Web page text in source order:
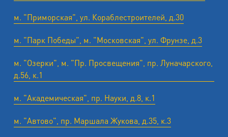
м. "Приморская", ул. Кораблестроителей, д.30
м. "Парк Победы", м. "Московская", ул. Фрунзе, д.3
м. "Озерки", м. "Пр. Просвещения", пр. Луначарского,
д.56, к.1
м. "Академическая", пр. Науки, д.8, к.1
м. "Автово", пр. Маршала Жукова, д.35, к.3